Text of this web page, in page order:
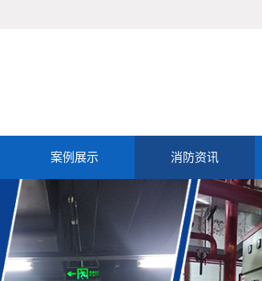
案例展示 消防资讯